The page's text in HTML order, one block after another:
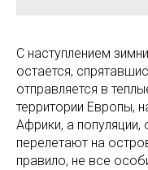
С наступлением
остается,
отправляется в
территории Европы,
Африки, а
перелетают на
правило, не все